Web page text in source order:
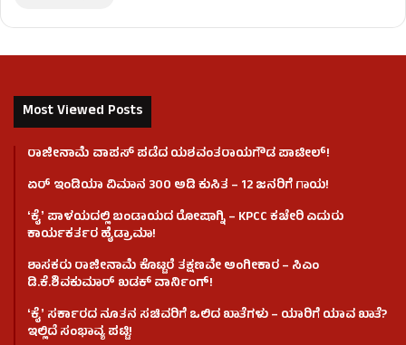
Most Viewed Posts
ರಾಜೀನಾಮೆ ವಾಪಸ್ ಪಡೆದ ಯಶವಂತರಾಯಗೌಡ ಪಾಟೀಲ್‌!
ಏರ್ ಇಂಡಿಯಾ ವಿಮಾನ 300 ಅಡಿ ಕುಸಿತ – 12 ಜನರಿಗೆ ಗಾಯ!
ʻಕೈʼ​ ಪಾಳಯದಲ್ಲಿ ಬಂಡಾಯದ ರೋಷಾಗ್ನಿ – KPCC ಕಚೇರಿ ಎದುರು
ಕಾರ್ಯಕರ್ತರ ಹೈಡ್ರಾಮಾ!
ಶಾಸಕರು ರಾಜೀನಾಮೆ ಕೊಟ್ಟರೆ ತಕ್ಷಣವೇ ಅಂಗೀಕಾರ – ಸಿಎಂ
ಡಿ.ಕೆ.ಶಿವಕುಮಾರ್ ಖಡಕ್ ವಾರ್ನಿಂಗ್!
ʻಕೈʼ ಸರ್ಕಾರದ ನೂತನ ಸಚಿವರಿಗೆ ಒಲಿದ ಖಾತೆಗಳು – ಯಾರಿಗೆ ಯಾವ ಖಾತೆ?
ಇಲ್ಲಿದೆ ಸಂಭಾವ್ಯ ಪಟ್ಟಿ!